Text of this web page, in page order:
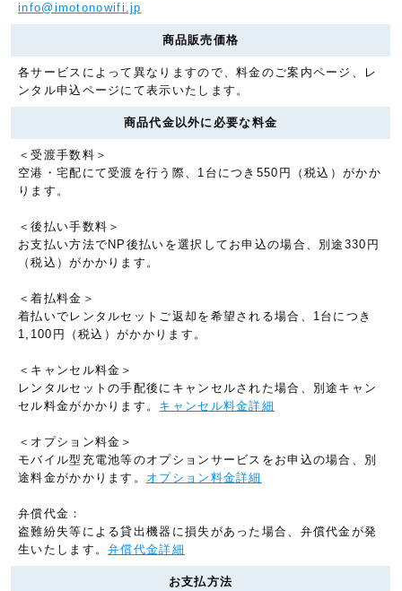
info@imotonowifi.jp
商品販売価格
各サービスによって異なりますので、料金のご案内ページ、レ
ンタル申込ページにて表示いたします。
商品代金以外に必要な料金
＜受渡手数料＞
空港・宅配にて受渡を行う際、1台につき550円（税込）がかか
ります。
＜後払い手数料＞
お支払い方法でNP後払いを選択してお申込の場合、別途330円
（税込）がかかります。
＜着払料金＞
着払いでレンタルセットご返却を希望される場合、1台につき
1,100円（税込）がかかります。
＜キャンセル料金＞
レンタルセットの手配後にキャンセルされた場合、別途キャン
セル料金がかかります。 キャンセル料金詳細
＜オプション料金＞
モバイル型充電池等のオプションサービスをお申込の場合、別
途料金がかかります。 オプション料金詳細
弁償代金：
盗難紛失等による貸出機器に損失があった場合、弁償代金が発
生いたします。弁償代金詳細
お支払方法